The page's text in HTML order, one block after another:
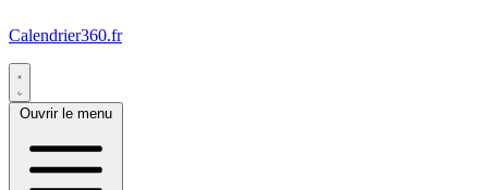
Calendrier360.fr
Ouvrir le menu